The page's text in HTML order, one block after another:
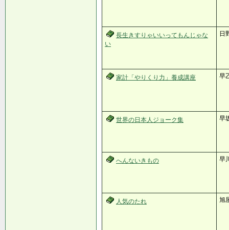
長生きすりゃいいってもんじゃな
い
日
家計「やりくり力」養成講座 早
世界の日本人ジョーク集 早
へんないきもの 早
人気のたれ 旭